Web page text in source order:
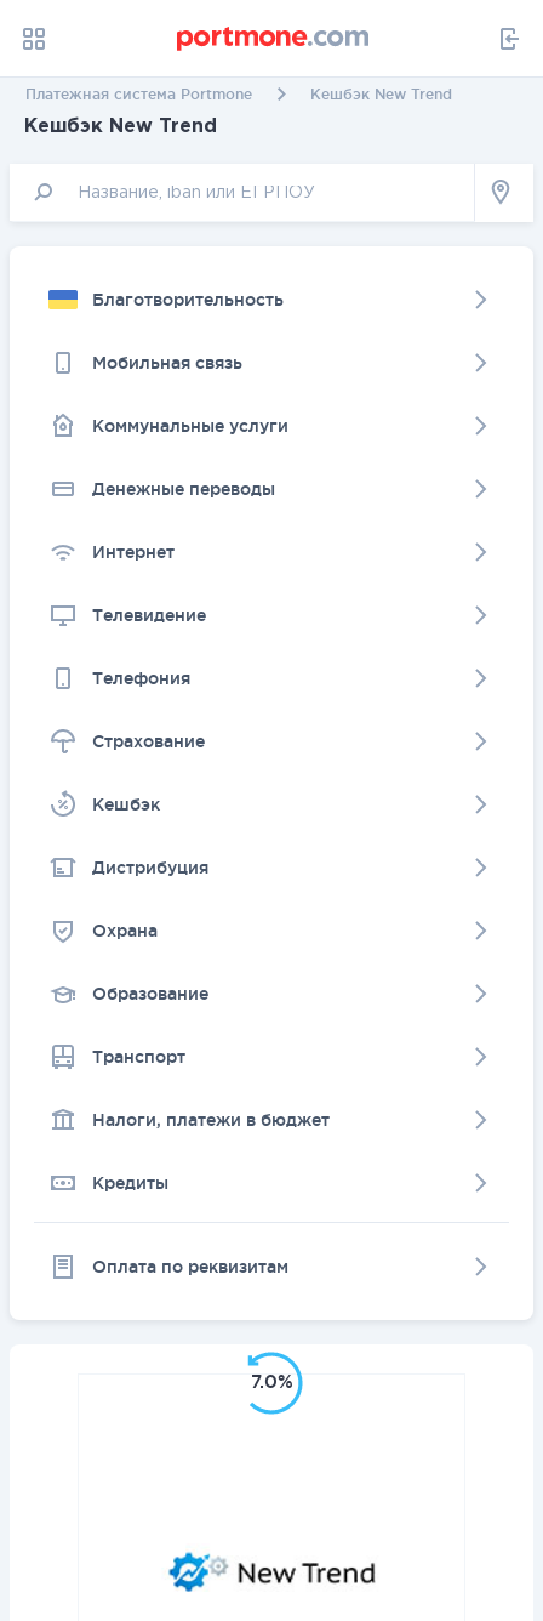
Платежная система Portmone Кешбэк New Trend
Кешбэк New Trend
Благотворительность
Мобильная связь
Коммунальные услуги
Денежные переводы
Интернет
Телевидение
Телефония
Страхование
Kешбэк
Дистрибуция
Охрана
Образование
Транспорт
Налоги, платежи в бюджет
Кредиты
Оплата по реквизитам
7.0%